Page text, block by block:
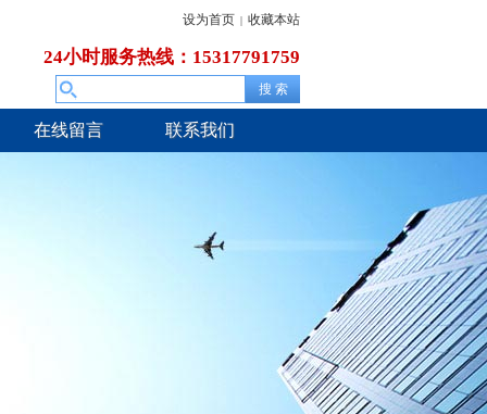
设为首页 | 收藏本站
24小时服务热线：15317791759
在线留言 联系我们